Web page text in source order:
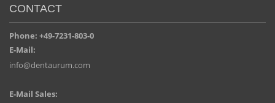
CONTACT
Phone: +49-7231-803-0
E-Mail:
info@dentaurum.com
E-Mail Sales: